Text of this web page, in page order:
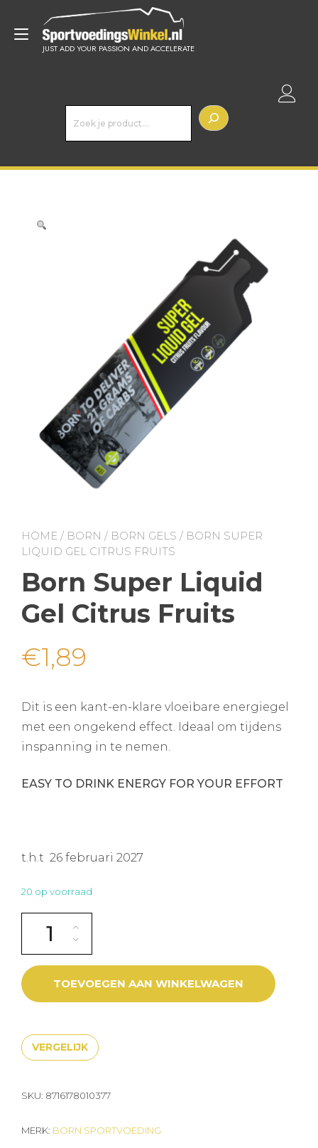
inhoud
JUST ADD YOUR PASSION AND ACCELERATE
Toggle
e
HOME / BORN / BORN GELS / BORN SUPER
LIQUID GEL CITRUS FRUITS
Born Super Liquid
Gel Citrus Fruits
€1,89
Dit is een kant-en-klare vloeibare energiegel
met een ongekend effect. Ideaal om tijdens
inspanning in te nemen.
EASY TO DRINK ENERGY FOR YOUR EFFORT
t.h.t 26 februari 2027
20 op voorraad
TOEVOEGEN AAN WINKELWAGEN
VERGELIJK
SKU: 8716178010377
MERK: BORN SPORTVOEDING